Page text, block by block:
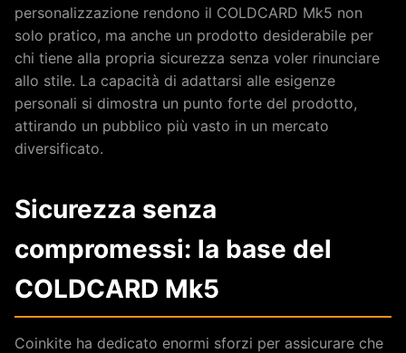
personalizzazione rendono il COLDCARD Mk5 non
solo pratico, ma anche un prodotto desiderabile per
chi tiene alla propria sicurezza senza voler rinunciare
allo stile. La capacità di adattarsi alle esigenze
personali si dimostra un punto forte del prodotto,
attirando un pubblico più vasto in un mercato
diversificato.
Sicurezza senza
compromessi: la base del
COLDCARD Mk5
Coinkite ha dedicato enormi sforzi per assicurare che